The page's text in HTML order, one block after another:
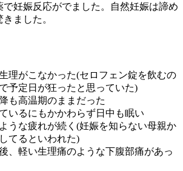
で妊娠反応がでました。自然妊娠は諦め
ました。
理がこなかった(セロフェン錠を飲むの
予定日が狂ったと思っていた)
も高温期のままだった
いるにもかかわらず日中も眠い
うな疲れが続く(妊娠を知らない母親か
てるといわれた)
、軽い生理痛のような下腹部痛があっ